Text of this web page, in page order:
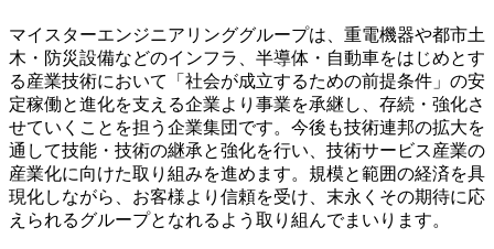
マイスターエンジニアリンググループは、重電機器や都市土
木・防災設備などのインフラ、半導体・自動車をはじめとす
る産業技術において「社会が成立するための前提条件」の安
定稼働と進化を支える企業より事業を承継し、存続・強化さ
せていくことを担う企業集団です。今後も技術連邦の拡大を
通して技能・技術の継承と強化を行い、技術サービス産業の
産業化に向けた取り組みを進めます。規模と範囲の経済を具
現化しながら、お客様より信頼を受け、末永くその期待に応
えられるグループとなれるよう取り組んでまいります。